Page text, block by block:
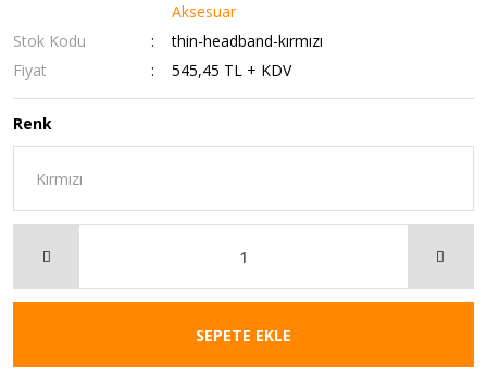
Aksesuar
Stok Kodu
thin-headband-kırmızı
Fiyat
545,45 TL + KDV
Renk
SEPETE EKLE